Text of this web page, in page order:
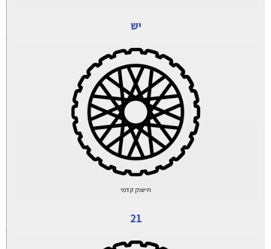
יש
חישוק קדמי
21